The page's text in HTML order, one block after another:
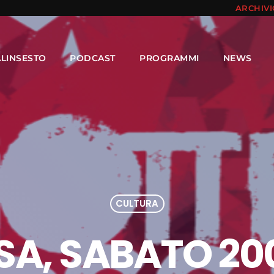
PODCAST PROGRAMMI NEWS
CULTURA
SABATO